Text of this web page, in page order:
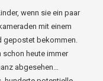
wenn sie ein paar
mit einem
gepostet bekommen.
heute immer
abgesehen…